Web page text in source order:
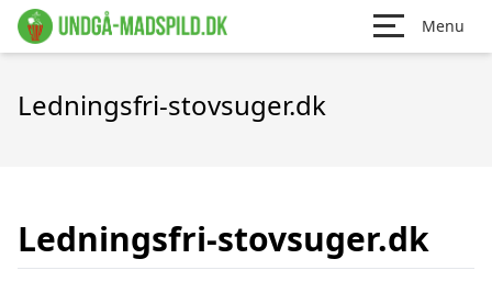
Menu
Ledningsfri-stovsuger.dk
Ledningsfri-stovsuger.dk